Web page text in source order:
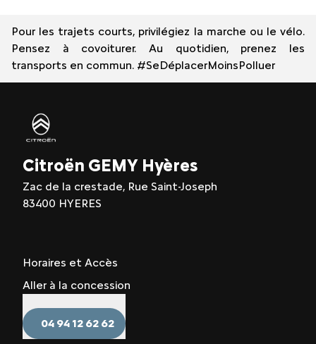
Pour les trajets courts, privilégiez la marche ou le vélo.
Pensez à covoiturer. Au quotidien, prenez les
transports en commun. #SeDéplacerMoinsPolluer
Citroën GEMY Hyères
Zac de la crestade, Rue Saint-Joseph
83400 HYERES
Horaires et Accès
Aller à la concession
04 94 12 62 62